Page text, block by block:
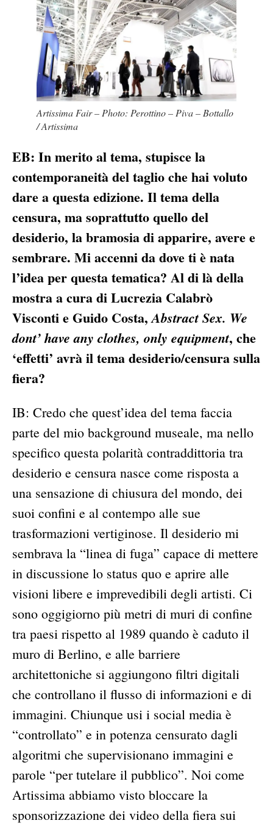
Artissima Fair – Photo: Perottino – Piva – Bottallo
/ Artissima
EB: In merito al tema, stupisce la
contemporaneità del taglio che hai voluto
dare a questa edizione. Il tema della
censura, ma soprattutto quello del
desiderio, la bramosia di apparire, avere e
sembrare. Mi accenni da dove ti è nata
l’idea per questa tematica? Al di là della
mostra a cura di Lucrezia Calabrò
Visconti e Guido Costa,Abstract Sex. We
dont’ have any clothes, only equipment, che
‘effetti’ avrà il tema desiderio/censura sulla
fiera?
IB: Credo che quest’idea del tema faccia
parte del mio background museale, ma nello
specifico questa polarità contraddittoria tra
desiderio e censura nasce come risposta a
una sensazione di chiusura del mondo, dei
suoi confini e al contempo alle sue
trasformazioni vertiginose. Il desiderio mi
sembrava la “linea di fuga” capace di mettere
in discussione lo status quo e aprire alle
visioni libere e imprevedibili degli artisti. Ci
sono oggigiorno più metri di muri di confine
tra paesi rispetto al 1989 quando è caduto il
muro di Berlino, e alle barriere
architettoniche si aggiungono filtri digitali
che controllano il flusso di informazioni e di
immagini. Chiunque usi i social media è
“controllato” e in potenza censurato dagli
algoritmi che supervisionano immagini e
parole “per tutelare il pubblico”. Noi come
Artissima abbiamo visto bloccare la
sponsorizzazione dei video della fiera sui